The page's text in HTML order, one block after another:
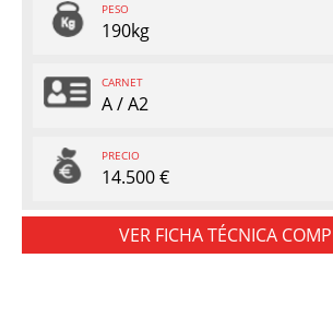
PESO
190kg
CARNET
A / A2
PRECIO
14.500 €
VER FICHA TÉCNICA